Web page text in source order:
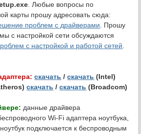
. Любые вопросы по
карты прошу адресовать сюда:
проблем с драйверами . Прошу
с настройкой сети обсуждаются
с настройкой и работой сетей
скачать /скачать (Intel)
скачать /скачать (Broadcom)
данные драйвера
Wi-Fi адаптера ноутбука,
подключается к беспроводным